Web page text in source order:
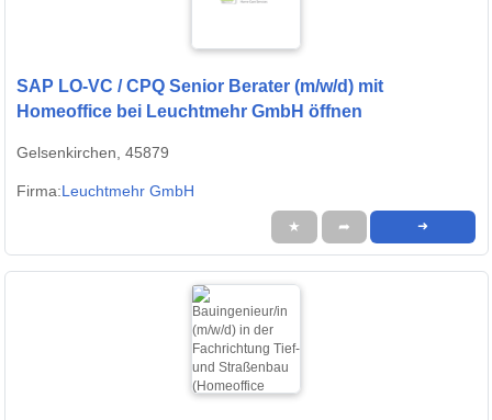
SAP LO-VC / CPQ Senior Berater (m/w/d) mit
Homeoffice bei Leuchtmehr GmbH öffnen
Gelsenkirchen, 45879
Firma:Leuchtmehr GmbH
★ ➦ ➜